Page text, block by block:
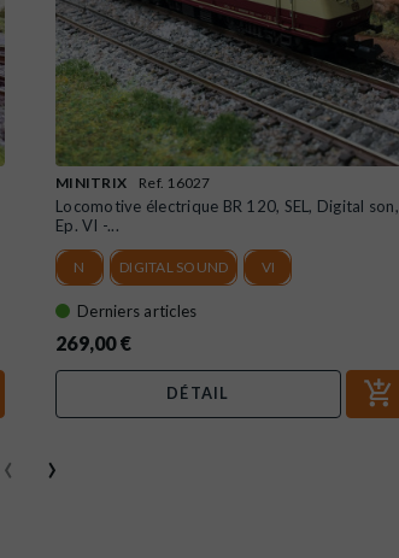
MINITRIX Ref. 16027
Locomotive électrique BR 120, SEL, Digital son,
Ep. VI -...
N DIGITAL SOUND VI
Derniers articles
269,00 €
DÉTAIL
‹ ›